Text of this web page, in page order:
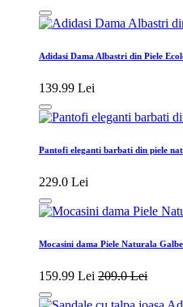
Adidasi Dama Albastri din Piele
139.99 Lei
Pantofi eleganti barbati din piele
229.0 Lei
Mocasini dama Piele Naturala
159.99 Lei 209.0 Lei